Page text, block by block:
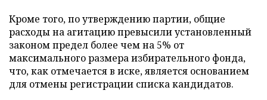
Кроме того, по утверждению партии, общие
расходы на агитацию превысили установленный
законом предел более чем на 5% от
максимального размера избирательного фонда,
что, как отмечается в иске, является основанием
для отмены регистрации списка кандидатов.